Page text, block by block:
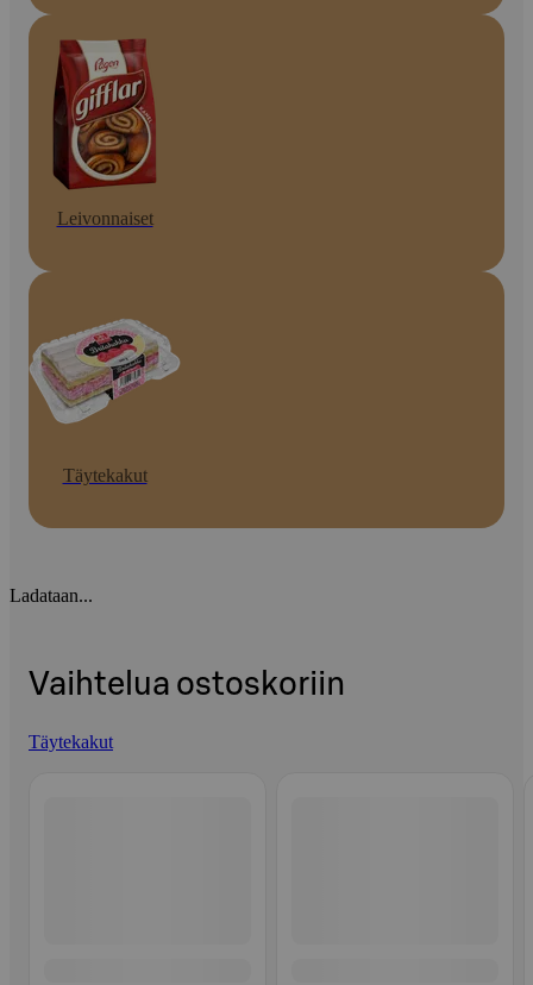
Leivonnaiset
Täytekakut
Ladataan...
Vaihtelua ostoskoriin
Täytekakut